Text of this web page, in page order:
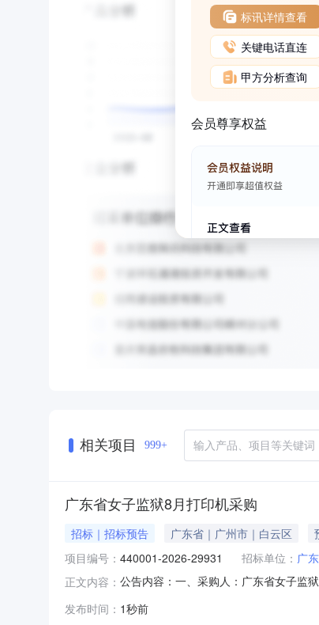
标讯详情查看
关键电话直连
甲方分析查询
会员尊享权益
相关项目 999+
广东省女子监狱8月打印机采购
招标｜招标预告 广东省｜广州市｜白云区
项目编号： 440001-2026-29931 招标单位： 广
正文内容： 公告内容：一、采购人：广东省女子监
发布时间： 1秒前